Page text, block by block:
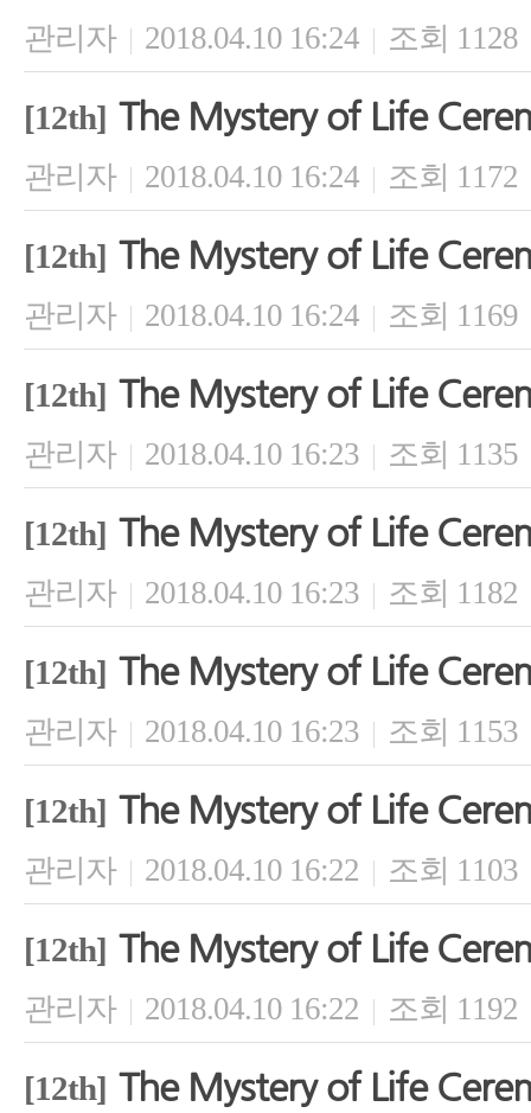
관리자 | 2018.04.10 16:24 | 조회 1128
[12th] The Mystery of Life
관리자 | 2018.04.10 16:24 | 조회 1172
[12th] The Mystery of Life
관리자 | 2018.04.10 16:24 | 조회 1169
[12th] The Mystery of Life
관리자 | 2018.04.10 16:23 | 조회 1135
[12th] The Mystery of Life
관리자 | 2018.04.10 16:23 | 조회 1182
[12th] The Mystery of Life
관리자 | 2018.04.10 16:23 | 조회 1153
[12th] The Mystery of Life
관리자 | 2018.04.10 16:22 | 조회 1103
[12th] The Mystery of Life
관리자 | 2018.04.10 16:22 | 조회 1192
[12th] The Mystery of Life